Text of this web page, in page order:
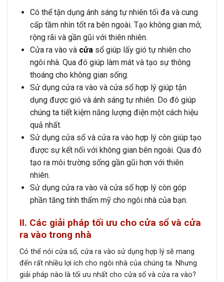
Có thể tận dụng ánh sáng tự nhiên tối đa và cung
cấp tầm nhìn tốt ra bên ngoài. Tạo không gian mở,
rộng rãi và gần gũi với thiên nhiên.
Cửa ra vào và cửasổ giúp lấy gió tự nhiên cho
ngôi nhà. Qua đó giúp làm mát và tạo sự thông
thoáng cho không gian sống.
Sử dụng cửa ra vào và cửa sổ hợp lý giúp tận
dụng được gió và ánh sáng tự nhiên. Do đó giúp
chúng ta tiết kiệm năng lượng điện một cách hiệu
quả nhất.
Sử dụng cửa sổ và cửa ra vào hợp lý còn giúp tạo
được sự kết nối với không gian bên ngoài. Qua đó
tạo ra môi trường sống gần gũi hơn với thiên
nhiên.
Sử dụng cửa ra vào và cửa sổ hợp lý còn góp
phần tăng tính thẩm mỹ cho ngôi nhà của bạn.
II. Các giải pháp tối ưu cho cửa sổ và cửa
ra vào trong nhà
Có thể nói cửa sổ, cửa ra vào sử dụng hợp lý sẽ mang
đến rất nhiều lợi ích cho ngôi nhà của chúng ta. Nhưng
giải pháp nào là tối ưu nhất cho cửa sổ và cửa ra vào?